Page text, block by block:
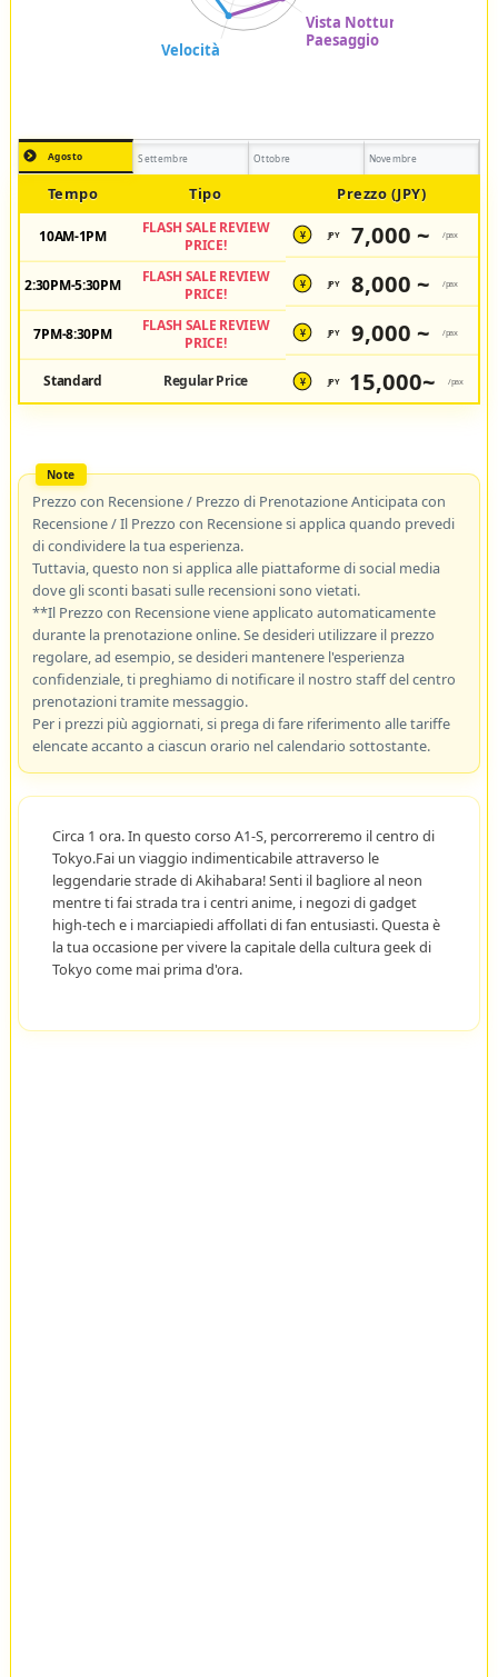
Agosto Settembre Ottobre Novembre
Tempo Tipo Prezzo (JPY)
10AM-1PM
FLASH SALE REVIEW
PRICE!
¥ JPY 7,000 ~ /pax
2:30PM-5:30PM
FLASH SALE REVIEW
PRICE!
¥ JPY 8,000 ~ /pax
7PM-8:30PM
FLASH SALE REVIEW
PRICE!
¥ JPY 9,000 ~ /pax
Standard Regular Price ¥ JPY 15,000~ /pax
Prezzo con Recensione / Prezzo di Prenotazione Anticipata con
Recensione / Il Prezzo con Recensione si applica quando prevedi
di condividere la tua esperienza.
Tuttavia, questo non si applica alle piattaforme di social media
dove gli sconti basati sulle recensioni sono vietati.
**Il Prezzo con Recensione viene applicato automaticamente
durante la prenotazione online. Se desideri utilizzare il prezzo
regolare, ad esempio, se desideri mantenere l'esperienza
confidenziale, ti preghiamo di notificare il nostro staff del centro
prenotazioni tramite messaggio.
Per i prezzi più aggiornati, si prega di fare riferimento alle tariffe
elencate accanto a ciascun orario nel calendario sottostante.
Circa 1 ora. In questo corso A1-S, percorreremo il centro di
Tokyo.Fai un viaggio indimenticabile attraverso le
leggendarie strade di Akihabara! Senti il bagliore al neon
mentre ti fai strada tra i centri anime, i negozi di gadget
high-tech e i marciapiedi affollati di fan entusiasti. Questa è
la tua occasione per vivere la capitale della cultura geek di
Tokyo come mai prima d'ora.